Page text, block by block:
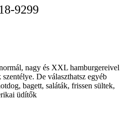
9299
nagy és XXL hamburgereivel
De választhatsz egyéb
bagett, saláták, frissen sültek,
üdítők